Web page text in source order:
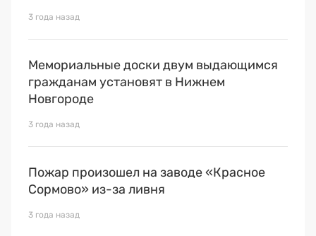
3 года назад
Мемориальные доски двум выдающимся
гражданам установят в Нижнем
Новгороде
3 года назад
Пожар произошел на заводе «Красное
Сормово» из-за ливня
3 года назад